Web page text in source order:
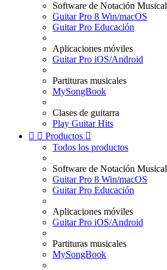
Software de Notación Musical
Guitar Pro 8 Win/macOS
Guitar Pro Educación
Aplicaciones móviles
Guitar Pro iOS/Android
Partituras musicales
MySongBook
Clases de guitarra
Play Guitar Hits
  Productos 
Todos los productos
Software de Notación Musical
Guitar Pro 8 Win/macOS
Guitar Pro Educación
Aplicaciones móviles
Guitar Pro iOS/Android
Partituras musicales
MySongBook